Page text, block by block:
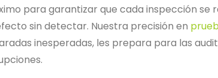
para garantizar que cada inspección se
sin detectar. Nuestra precisión en
inesperadas, les prepara para las